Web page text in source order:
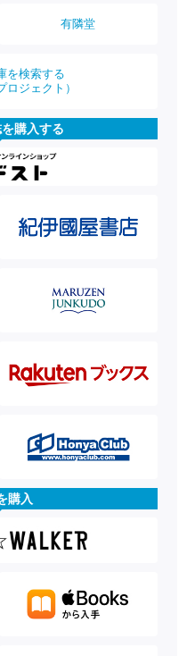
有隣堂
を検索する
ロジェクト）
購入する
購入